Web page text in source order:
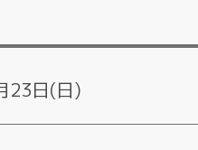
23日(日)